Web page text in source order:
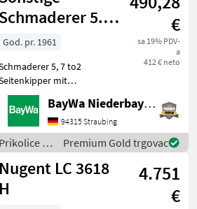
Mali
oglasi
Schmaderer 5.7
Tonnen
€
sa 19% PDV-
a
412 € neto
God. pr. 1961
5, 7 to2
mit
HandpumpeAuflaufbremseBrücken-
Maße: 5m x 1, 85m x 0,
64mStahlunterbauHolzboden
BordwändeHolzboden
zum Teil erneuert
werden
BayWa Niederbayern
94315 Straubing
Prikolice i
vozila /
Sonstige
Premium Gold trgovac
Nugent LC 3618
H
4.751
€